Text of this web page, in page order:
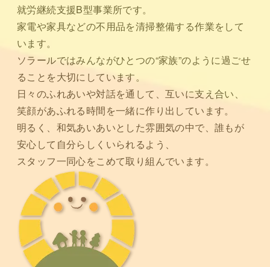
就労継続支援B型事業所です。
家電や家具などの不用品を清掃整備する作業をして
います。
ソラールではみんながひとつの“家族”のように過ごせ
ることを大切にしています。
日々のふれあいや対話を通して、互いに支え合い、
笑顔があふれる時間を一緒に作り出しています。
明るく、和気あいあいとした雰囲気の中で、誰もが
安心して自分らしくいられるよう、
スタッフ一同心をこめて取り組んでいます。